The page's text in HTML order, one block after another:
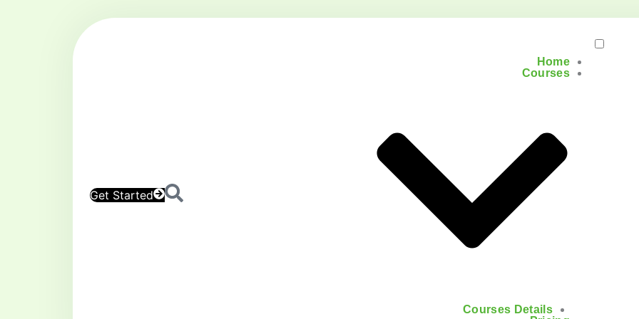
Home
Courses
Courses Details
Get Started